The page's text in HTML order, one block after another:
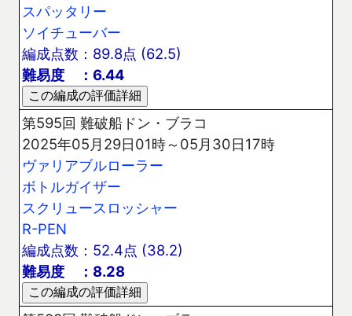
スパッタリー
ソイチューバー
編成点数：89.8点 (62.5)
難易度 ：6.44
第595回 難破船ドン・ブラコ
2025年05月29日01時～05月30日17時
ヴァリアブルローラー
ボトルガイザー
スクリュースロッシャー
R-PEN
編成点数：52.4点 (38.2)
難易度 ：8.28